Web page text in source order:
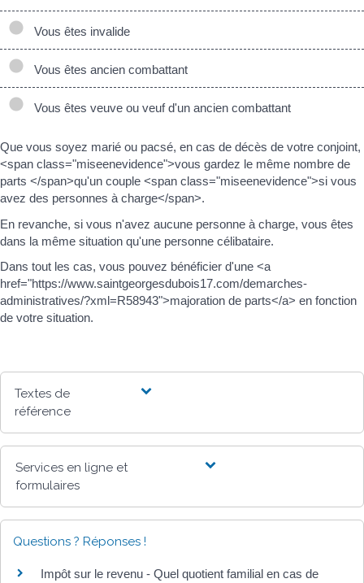
Vous êtes invalide
Vous êtes ancien combattant
Vous êtes veuve ou veuf d'un ancien combattant
Que vous soyez marié ou pacsé, en cas de décès de votre conjoint,
<span class="miseenevidence">vous gardez le même nombre de
parts </span>qu'un couple <span class="miseenevidence">si vous
avez des personnes à charge</span>.
En revanche, si vous n'avez aucune personne à charge, vous êtes
dans la même situation qu'une personne célibataire.
Dans tout les cas, vous pouvez bénéficier d'une <a
href="https://www.saintgeorgesdubois17.com/demarches-
administratives/?xml=R58943">majoration de parts</a> en fonction
de votre situation.
Textes de
référence
Services en ligne et
formulaires
Questions ? Réponses !
Impôt sur le revenu - Quel quotient familial en cas de